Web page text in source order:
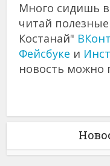
Много сидишь в
читай
Костанай"
Фейсбуке и
новость можно